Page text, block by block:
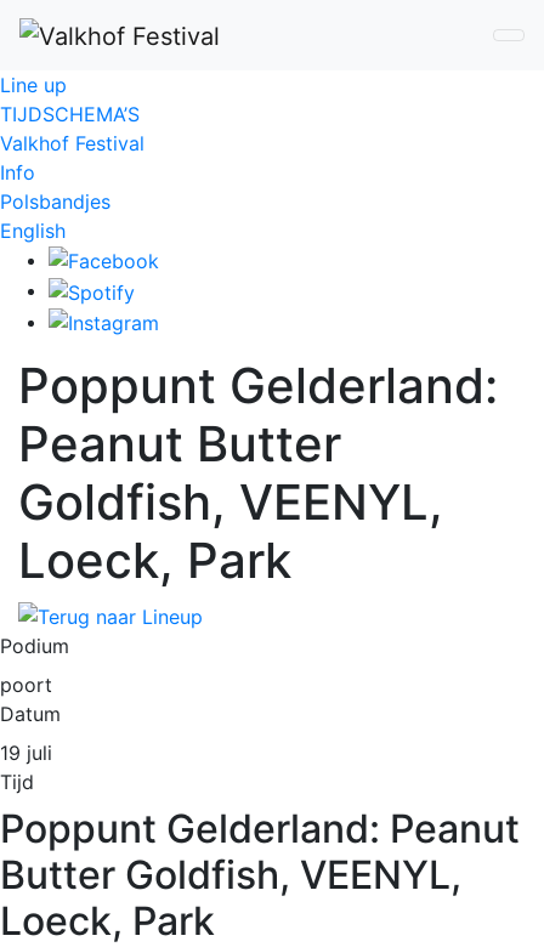
Line up
TIJDSCHEMA’S
Valkhof Festival
Info
Polsbandjes
English
Poppunt Gelderland:
Peanut Butter
Goldfish, VEENYL,
Loeck, Park
Podium
poort
Datum
19 juli
Tijd
Poppunt Gelderland: Peanut
Butter Goldfish, VEENYL,
Loeck, Park